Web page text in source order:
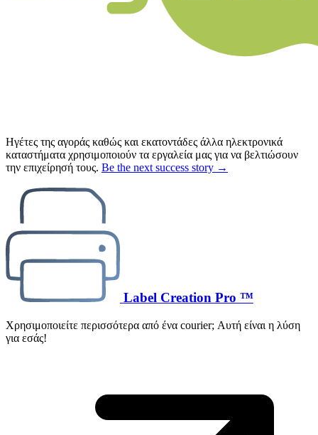
Ηγέτες της αγοράς καθώς και εκατοντάδες άλλα ηλεκτρονικά
καταστήματα χρησιμοποιούν τα εργαλεία μας για να βελτιώσουν
την επιχείρησή τους. Be the next success story →
Label Creation Pro ™
Χρησιμοποιείτε περισσότερα από ένα courier; Αυτή είναι η λύση
για εσάς!